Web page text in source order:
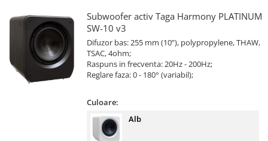
Subwoofer activ Taga Harmony PLATINUM
SW-10 v3
Difuzor bas: 255 mm (10”), polypropylene, THAW,
TSAC, 4ohm;
Raspuns in frecventa: 20Hz - 200Hz;
Reglare faza: 0 - 180° (variabil);
Culoare:
Alb